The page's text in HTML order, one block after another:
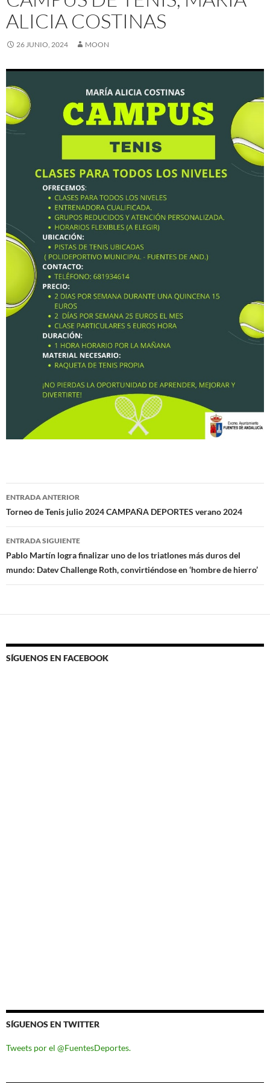
ALICIA COSTINAS
26 JUNIO, 2024 MOON
Navegación
de
entradas
ENTRADA ANTERIOR
Torneo de Tenis julio 2024 CAMPAÑA DEPORTES verano 2024
ENTRADA SIGUIENTE
Pablo Martín logra finalizar uno de los triatlones más duros del
mundo: Datev Challenge Roth, convirtiéndose en ‘hombre de hierro’
SÍGUENOS EN FACEBOOK
SÍGUENOS EN TWITTER
Tweets por el @FuentesDeportes.